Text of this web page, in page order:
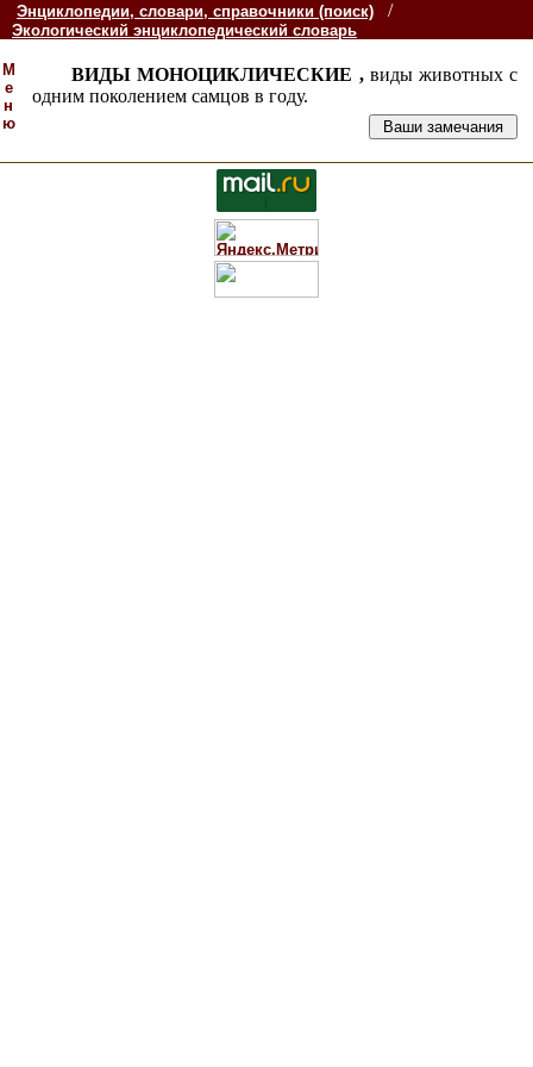
Энциклопедии, словари, справочники (поиск) /
Экологический энциклопедический словарь
М
е
н
ю
ВИДЫ МОНОЦИКЛИЧЕСКИЕ , виды животных с
одним поколением самцов в году.